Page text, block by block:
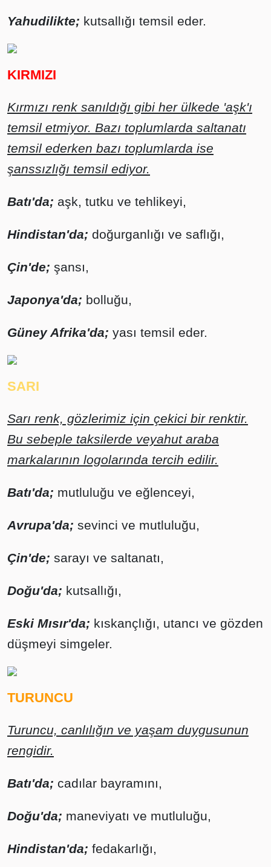
Yahudilikte; kutsallığı temsil eder.
KIRMIZI
Kırmızı renk sanıldığı gibi her ülkede 'aşk'ı
temsil etmiyor. Bazı toplumlarda saltanatı
temsil ederken bazı toplumlarda ise
şanssızlığı temsil ediyor.
Batı'da; aşk, tutku ve tehlikeyi,
Hindistan'da; doğurganlığı ve saflığı,
Çin'de; şansı,
Japonya'da; bolluğu,
Güney Afrika'da; yası temsil eder.
SARI
Sarı renk, gözlerimiz için çekici bir renktir.
Bu sebeple taksilerde veyahut araba
markalarının logolarında tercih edilir.
Batı'da; mutluluğu ve eğlenceyi,
Avrupa'da; sevinci ve mutluluğu,
Çin'de; sarayı ve saltanatı,
Doğu'da; kutsallığı,
Eski Mısır'da; kıskançlığı, utancı ve gözden
düşmeyi simgeler.
TURUNCU
Turuncu, canlılığın ve yaşam duygusunun
rengidir.
Batı'da; cadılar bayramını,
Doğu'da; maneviyatı ve mutluluğu,
Hindistan'da; fedakarlığı,